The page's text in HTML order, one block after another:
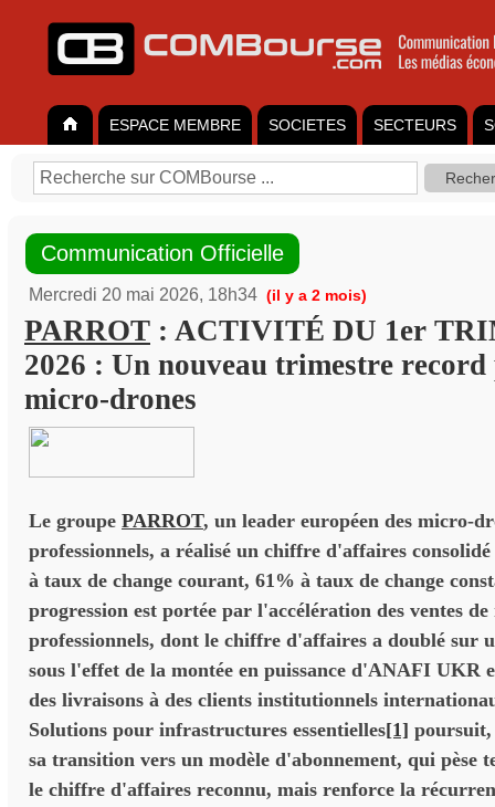
ESPACE MEMBRE SOCIETES SECTEURS
Communication Officielle
Mercredi 20 mai 2026, 18h34 (il y a 2 mois)
PARROT : ACTIVITÉ DU 1er
2026 : Un nouveau trimestre record
micro-drones
Le groupe PARROT, un leader européen des micro-
professionnels, a réalisé un chiffre d'affaires
à taux de change courant, 61% à taux de change
progression est portée par l'accélération des ventes
professionnels, dont le chiffre d'affaires a doublé sur
sous l'effet de la montée en puissance d'ANAFI UKR
des livraisons à des clients institutionnels
Solutions pour infrastructures essentielles[1] poursuit,
sa transition vers un modèle d'abonnement, qui pèse
le chiffre d'affaires reconnu, mais renforce la